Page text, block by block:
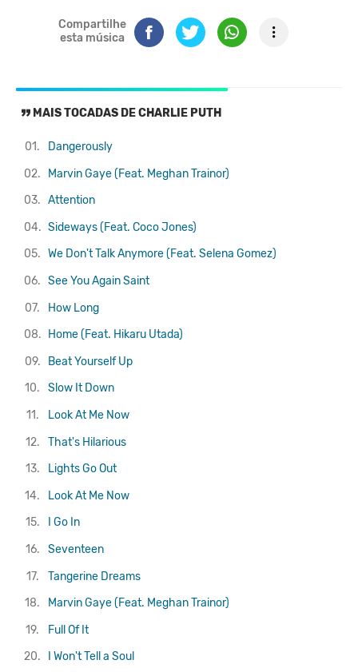
Compartilhe
esta música
MAIS TOCADAS DE CHARLIE PUTH
01.
Dangerously
02.
Marvin Gaye (Feat. Meghan Trainor)
03. Attention
04. Sideways (Feat. Coco Jones)
05. We Don't Talk Anymore (Feat. Selena Gomez)
06. See You AgainSaint
07.
How Long
08.
Home (Feat. Hikaru Utada)
09.
Beat Yourself Up
10.
Slow It Down
11.
Look At Me Now
12.
That's Hilarious
13.
Lights Go Out
14.
Look At Me Now
15.
I Go In
16.
Seventeen
17.
Tangerine Dreams
18.
Marvin Gaye (Feat. Meghan Trainor)
19.
Full Of It
20.
I Won't Tell a Soul